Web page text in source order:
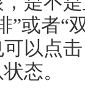
”或者“
以点
态。